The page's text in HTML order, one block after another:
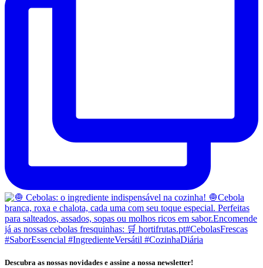
Descubra as nossas novidades e assine a nossa newsletter!